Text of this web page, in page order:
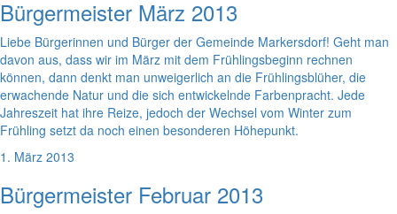
Bürgermeister März 2013
Liebe Bürgerinnen und Bürger der Gemeinde Markersdorf! Geht man
davon aus, dass wir im März mit dem Frühlingsbeginn rechnen
können, dann denkt man unweigerlich an die Frühlingsblüher, die
erwachende Natur und die sich entwickelnde Farbenpracht. Jede
Jahreszeit hat ihre Reize, jedoch der Wechsel vom Winter zum
Frühling setzt da noch einen besonderen Höhepunkt.
1. März 2013
Bürgermeister Februar 2013